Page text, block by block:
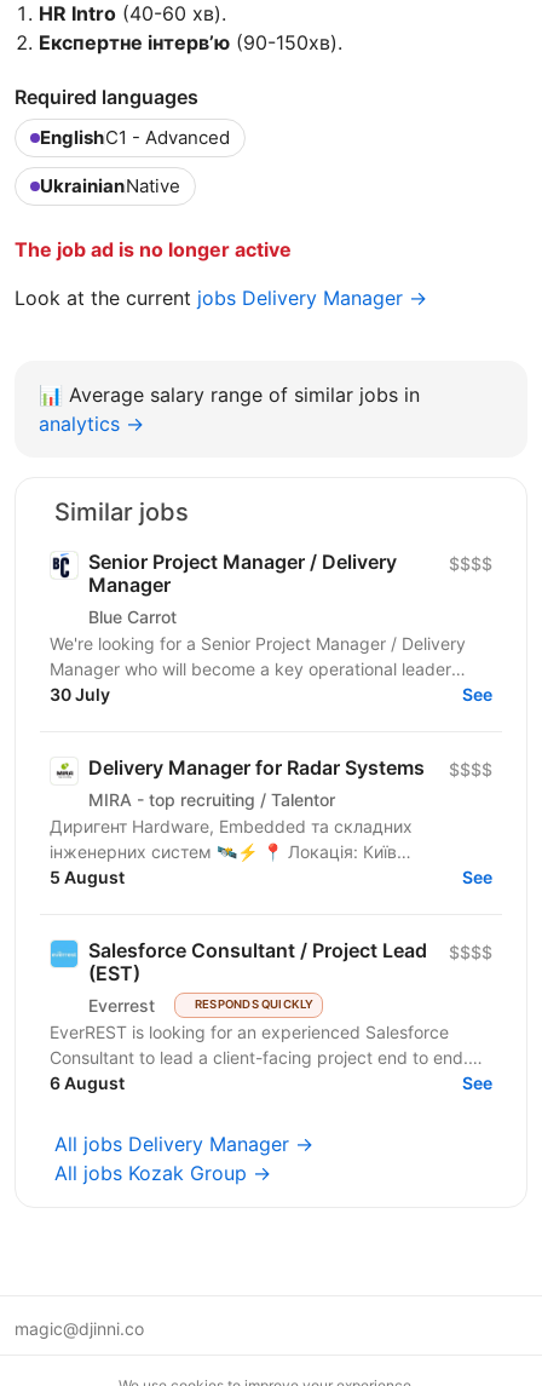
HR Intro (40-60 хв).
Експертне інтерв’ю (90-150хв).
Required languages
EnglishC1 - Advanced
UkrainianNative
The job ad is no longer active
Look at the current jobs Delivery Manager →
📊 Average salary range of similar jobs in
analytics →
Similar jobs
Senior Project Manager / Delivery
Manager
Blue Carrot
$$$$
We're looking for a Senior Project Manager / Delivery
Manager who will become a key operational leader
responsible for managing complex production...
30 July See
Delivery Manager for Radar Systems
MIRA - top recruiting / Talentor
$$$$
Диригент Hardware, Embedded та складних
інженерних систем 🛰⚡ 📍 Локація: Київ
(комфортний офіс) 🛰 Продукт: інноваційні Radar
5 August See
Salesforce Consultant / Project Lead
(EST)
Everrest RESPONDS QUICKLY
$$$$
EverREST is looking for an experienced Salesforce
Consultant to lead a client-facing project end to end.
You will own delivery, discovery, and...
6 August See
All jobs Delivery Manager →
All jobs Kozak Group →
magic@djinni.co